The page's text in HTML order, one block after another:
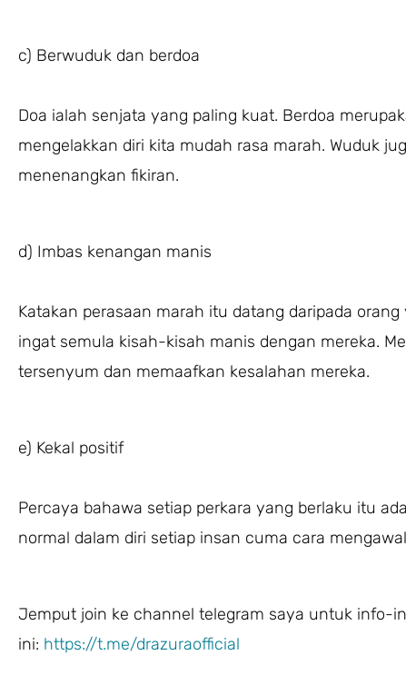
c) Berwuduk dan berdoa
Doa ialah senjata yang paling kuat. Berdoa
mengelakkan diri kita mudah rasa marah. Wuduk
menenangkan fikiran.
d) Imbas kenangan manis
Katakan perasaan marah itu datang daripada
ingat semula kisah-kisah manis dengan mereka.
tersenyum dan memaafkan kesalahan mereka.
e) Kekal positif
Percaya bahawa setiap perkara yang berlaku itu
normal dalam diri setiap insan cuma cara
Jemput join ke channel telegram saya untuk info-
ini: https://t.me/drazuraofficial